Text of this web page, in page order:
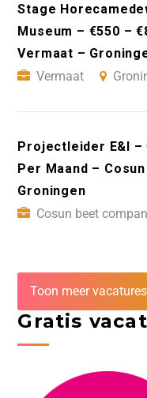
Stage
Museum – €550 –
Vermaat –
Vermaat
Projectleider E&I –
Per Maand –
Groningen
Cosun beet
Toon meer vacatures
Gratis